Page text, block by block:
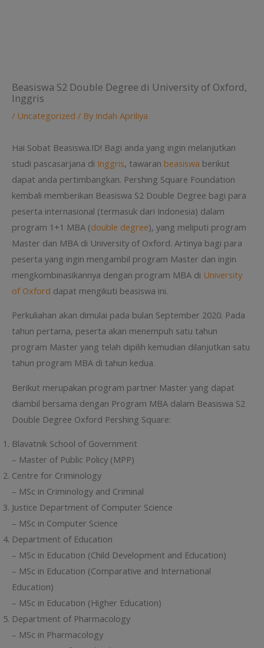
Beasiswa S2 Double Degree di University of Oxford,
Inggris
/ Uncategorized / By Indah Apriliya
Hai Sobat Beasiswa.ID! Bagi anda yang ingin melanjutkan
studi pascasarjana di Inggris, tawaran beasiswa berikut
dapat anda pertimbangkan. Pershing Square Foundation
kembali memberikan Beasiswa S2 Double Degree bagi para
peserta internasional (termasuk dari Indonesia) dalam
program 1+1 MBA (double degree), yang meliputi program
Master dan MBA di University of Oxford. Artinya bagi para
peserta yang ingin mengambil program Master dan ingin
mengkombinasikannya dengan program MBA di University
of Oxford dapat mengikuti beasiswa ini.
Perkuliahan akan dimulai pada bulan September 2020. Pada
tahun pertama, peserta akan menempuh satu tahun
program Master yang telah dipilih kemudian dilanjutkan satu
tahun program MBA di tahun kedua.
Berikut merupakan program partner Master yang dapat
diambil bersama dengan Program MBA dalam Beasiswa S2
Double Degree Oxford Pershing Square:
Blavatnik School of Government
– Master of Public Policy (MPP)
Centre for Criminology
– MSc in Criminology and Criminal
Justice Department of Computer Science
– MSc in Computer Science
Department of Education
– MSc in Education (Child Development and Education)
– MSc in Education (Comparative and International
Education)
– MSc in Education (Higher Education)
Department of Pharmacology
– MSc in Pharmacology